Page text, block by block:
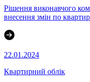
Рішення виконавчого
внесення змін по
22.01.2024
Квартирний облік